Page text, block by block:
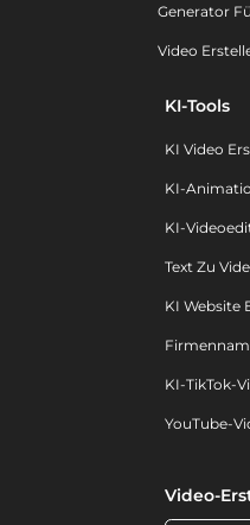
Generator
Video
KI-Tools
KI Video
KI-
KI-
Text Zu
KI Website
KI-TikTok-
YouTube-
Video-